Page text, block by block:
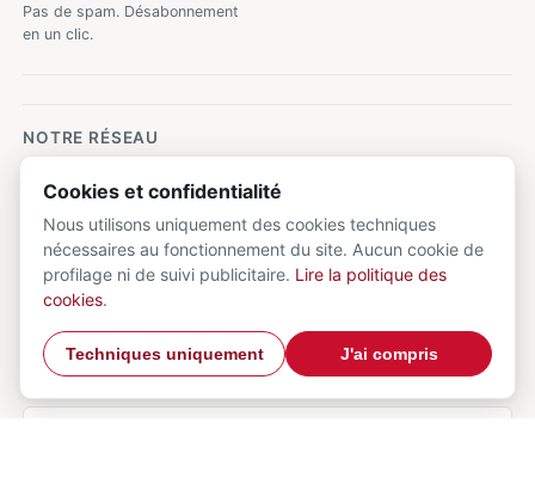
Pas de spam. Désabonnement
en un clic.
NOTRE RÉSEAU
AforismiFamosi.com CalcioMercato.in
DizionarioItaliano.net DizionarioSinonimi.com
MedicalVocabulary.org RicetteCucina.biz
VocabolarioMedico.com
Cookies et confidentialité
Nous utilisons uniquement des cookies techniques
nécessaires au fonctionnement du site. Aucun cookie de
profilage ni de suivi publicitaire. Lire la politique des
cookies.
Techniques uniquement J'ai compris